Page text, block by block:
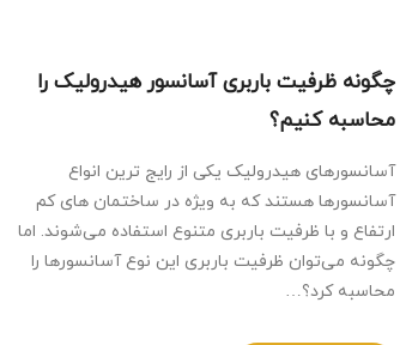
چگونه ظرفیت باربری آسانسور هیدرولیک را
محاسبه کنیم؟
آسانسورهای هیدرولیک یکی از رایج‌ ترین انواع
آسانسورها هستند که به ویژه در ساختمان ‌های کم
ارتفاع و با ظرفیت باربری متنوع استفاده می‌شوند. اما
چگونه می‌توان ظرفیت باربری این نوع آسانسورها را
محاسبه کرد؟…